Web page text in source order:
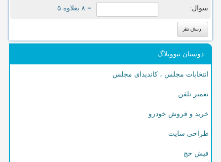
سوال: = ۸ بعلاوه ۵
دوستان نیووبلاگ
انتخابات مجلس ، کاندیدای مجلس
تعمیر تلفن
خرید و فروش خودرو
طراحی سایت
فیش حج